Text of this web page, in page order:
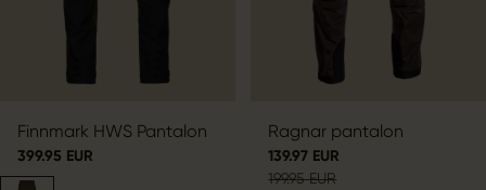
Finnmark HWS Pantalon
399.95 EUR
Ragnar pantalon
139.97 EUR
199.95 EUR